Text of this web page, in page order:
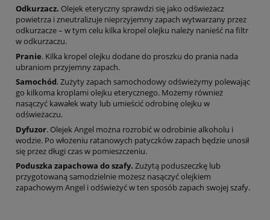
Odkurzacz. Olejek eteryczny sprawdzi się jako odświeżacz
powietrza i zneutralizuje nieprzyjemny zapach wytwarzany przez
odkurzacze – w tym celu kilka kropel olejku należy nanieść na filtr
w odkurzaczu.
Pranie. Kilka kropel olejku dodane do proszku do prania nada
ubraniom przyjemny zapach.
Samochód. Zużyty zapach samochodowy odświeżymy polewając
go kilkoma kroplami olejku eterycznego. Możemy również
nasączyć kawałek waty lub umieścić odrobinę olejku w
odświeżaczu.
Dyfuzor. Olejek Angel można rozrobić w odrobinie alkoholu i
wodzie. Po włożeniu ratanowych patyczków zapach będzie unosił
się przez długi czas w pomieszczeniu.
Poduszka zapachowa do szafy. Zużytą poduszeczkę lub
przygotowaną samodzielnie możesz nasączyć olejkiem
zapachowym Angel i odświeżyć w ten sposób zapach swojej szafy.